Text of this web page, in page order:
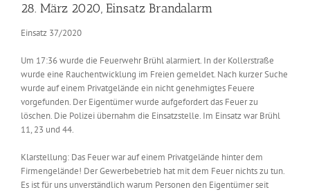
Bild
28. März 2020, Einsatz Brandalarm
Einsatz 37/2020
Um 17:36 wurde die Feuerwehr Brühl alarmiert. In der Kollerstraße
wurde eine Rauchentwicklung im Freien gemeldet. Nach kurzer Suche
wurde auf einem Privatgelände ein nicht genehmigtes Feuere
vorgefunden. Der Eigentümer wurde aufgefordert das Feuer zu
löschen. Die Polizei übernahm die Einsatzstelle. Im Einsatz war Brühl
11, 23 und 44.
Klarstellung: Das Feuer war auf einem Privatgelände hinter dem
Firmengelände! Der Gewerbebetrieb hat mit dem Feuer nichts zu tun.
Es ist für uns unverständlich warum Personen den Eigentümer seit